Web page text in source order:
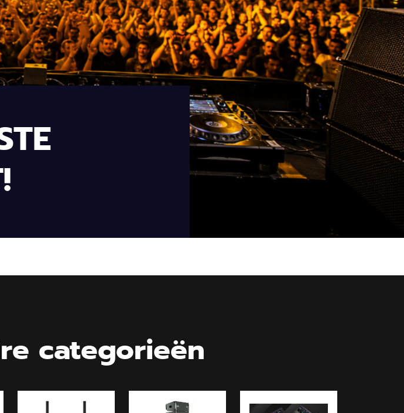
categorieën